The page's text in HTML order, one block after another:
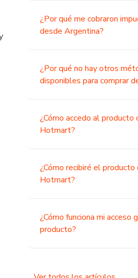
¿Por qué me cobraron
desde Argentina?
¿Por qué no hay otros
disponibles para comprar
¿Cómo accedo al producto
Hotmart?
¿Cómo recibiré el producto
Hotmart?
¿Cómo funciona mi acceso
producto?